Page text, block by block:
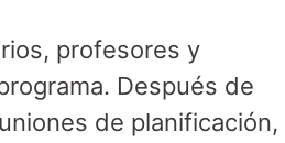
profesores y
Después de
de planificación,